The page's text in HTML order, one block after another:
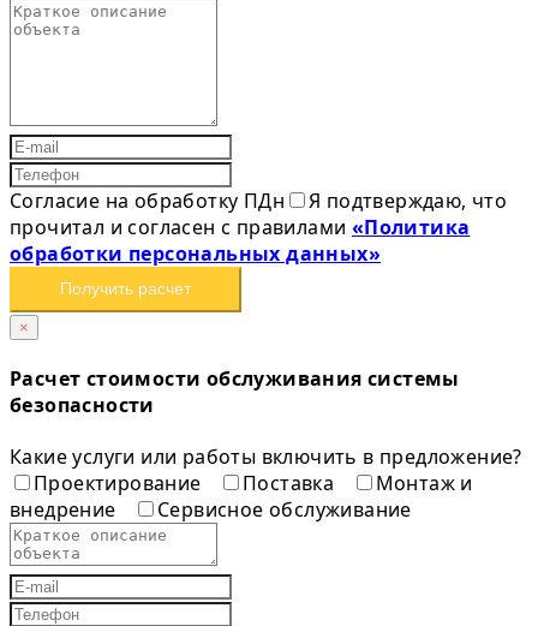
Согласие на обработку ПДн
Я подтверждаю, что
прочитал и согласен с правилами «Политика
обработки персональных данных»
Получить расчет
×
Расчет стоимости обслуживания системы
безопасности
Какие услуги или работы включить в предложение?
Проектирование
Поставка
Монтаж и
внедрение
Сервисное обслуживание